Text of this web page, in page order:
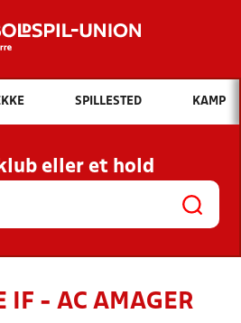
Hvad vil du søge efter?
INDHOLD OG NYHEDER
KLUBBER OG
HOLD
SPILLESTED KAMP
eller et hold
IF - AC AMAGER